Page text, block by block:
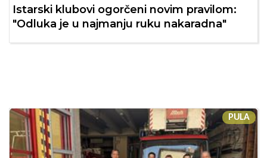
Istarski klubovi ogorčeni novim pravilom:
"Odluka je u najmanju ruku nakaradna"
PULA